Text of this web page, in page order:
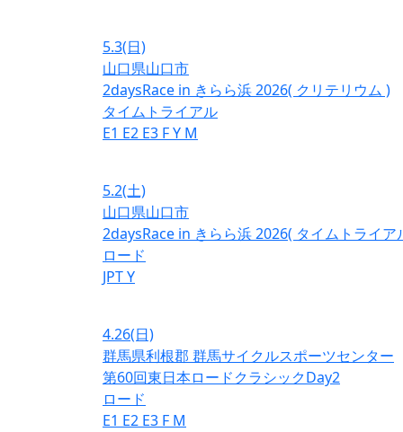
5.3(日)
山口県山口市
2daysRace in きらら浜 2026( クリテリウム )
タイムトライアル
E1 E2 E3 FY M
5.2(土)
山口県山口市
2daysRace in きらら浜 2026( タイムトライア
ロード
JPTY
4.26(日)
群馬県利根郡 群馬サイクルスポーツセンター
第60回東日本ロードクラシックDay2
ロード
E1 E2 E3 F M